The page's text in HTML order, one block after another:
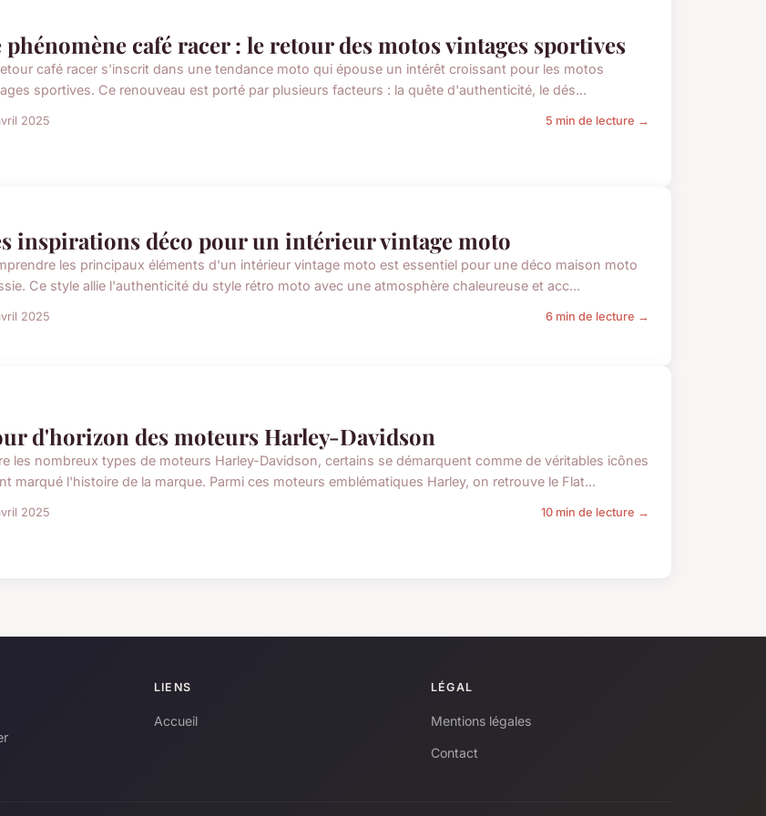
phénomène café racer : le retour des motos vintages sportives
café racer s'inscrit dans une tendance moto qui épouse un intérêt croissant pour les motos
sportives. Ce renouveau est porté par plusieurs facteurs : la quête d'authenticité, le dés...
2025 5 min de lecture →
inspirations déco pour un intérieur vintage moto
les principaux éléments d'un intérieur vintage moto est essentiel pour une déco maison moto
Ce style allie l'authenticité du style rétro moto avec une atmosphère chaleureuse et acc...
2025 6 min de lecture →
d'horizon des moteurs Harley-Davidson
les nombreux types de moteurs Harley-Davidson, certains se démarquent comme de véritables icônes
marqué l'histoire de la marque. Parmi ces moteurs emblématiques Harley, on retrouve le Flat...
2025 10 min de lecture →
LIENS
Accueil
LÉGAL
Mentions légales
Contact